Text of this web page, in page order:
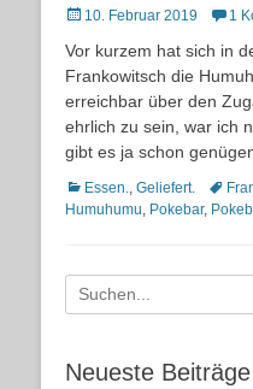
Posted10. Februar 2019 1
Vor kurzem hat sich in
Frankowitsch die
erreichbar über den
ehrlich zu sein, war ich
gibt es ja schon
Kategorien
Essen., Geliefert.
Humuhumu, Pokebar,
Suche
nach:
Neueste Beiträge